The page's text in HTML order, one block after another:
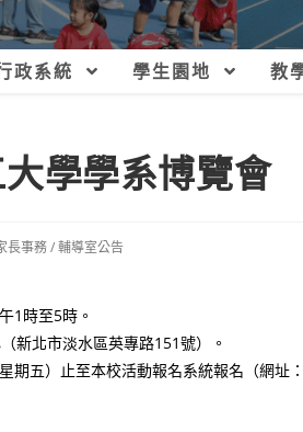
政系統 學生園地 教
學學系博覽會
長事務/輔導室公告
1時至5時。
新北市淡水區英專路151號）。
期五）止至本校活動報名系統報名（網址：